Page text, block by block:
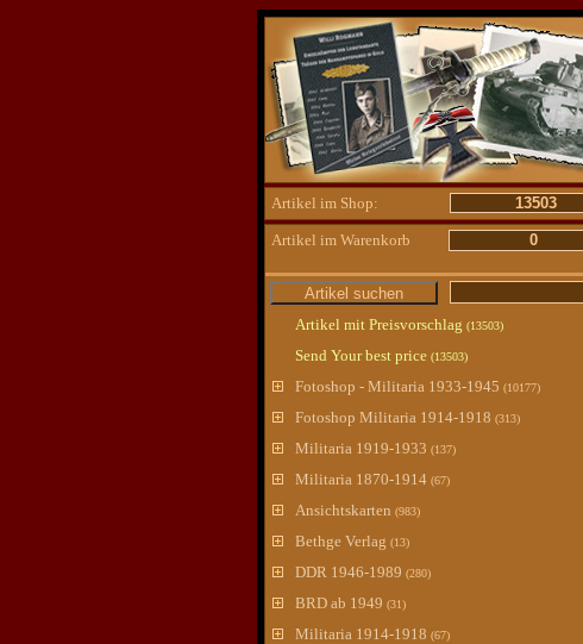
Artikel im Shop: 13503
Artikel im Warenkorb 0
Artikel mit Preisvorschlag (13503)
Send Your best price (13503)
Fotoshop - Militaria 1933-1945 (10177)
Fotoshop Militaria 1914-1918 (313)
Militaria 1919-1933 (137)
Militaria 1870-1914 (67)
Ansichtskarten (983)
Bethge Verlag (13)
DDR 1946-1989 (280)
BRD ab 1949 (31)
Militaria 1914-1918 (67)